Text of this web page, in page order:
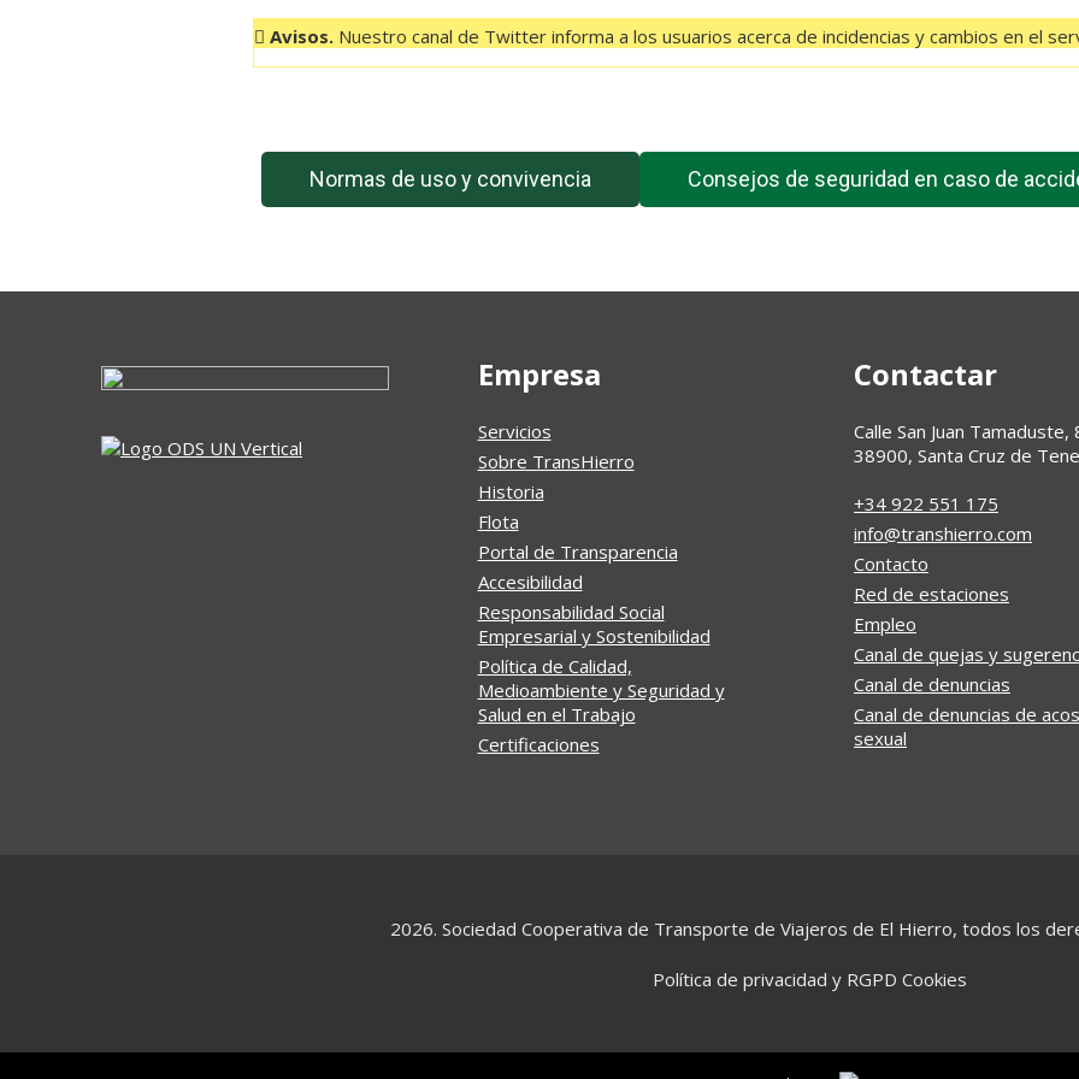
Avisos.Nuestro canal de Twitter informa a los usuarios acerca de incidencias y cambios en el
El feed de Twitter no está disponible en este momento.
Normas de uso y convivencia Consejos de seguridad en caso de
Empresa
Servicios
Sobre TransHierro
Historia
Flota
Portal de Transparencia
Accesibilidad
Responsabilidad Social
Empresarial y Sostenibilidad
Política de Calidad,
Medioambiente y Seguridad y
Salud en el Trabajo
Certificaciones
Contactar
Calle San Juan Tamaduste,
38900, Santa Cruz de
+34 922 551 175
info@transhierro.com
Contacto
Red de estaciones
Empleo
Canal de quejas y
Canal de denuncias
Canal de denuncias de
sexual
2026. Sociedad Cooperativa de Transporte de Viajeros de El Hierro, todos los
Política de privacidad y RGPD Cookies